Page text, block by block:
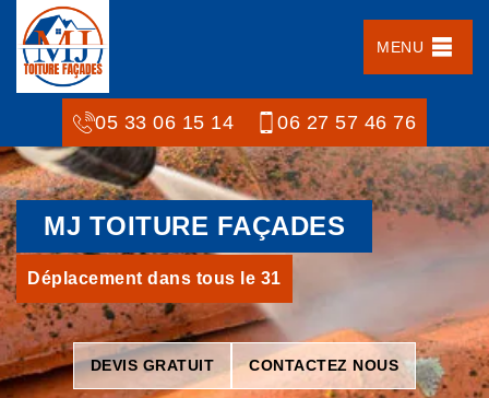
MENU
05 33 06 15 14 06 27 57 46 76
MJ TOITURE FAÇADES
Déplacement dans tous le 31
DEVIS GRATUIT CONTACTEZ NOUS